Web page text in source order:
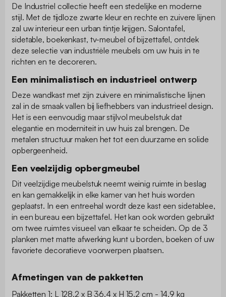
De Industriel collectie heeft een stedelijke en moderne
stijl. Met de tijdloze zwarte kleur en rechte en zuivere lijnen
zal uw interieur een urban tintje krijgen. Salontafel,
sidetable, boekenkast, tv-meubel of bijzettafel, ontdek
deze selectie van industriële meubels om uw huis in te
richten en te decoreren.
Een minimalistisch en industrieel ontwerp
Deze wandkast met zijn zuivere en minimalistische lijnen
zal in de smaak vallen bij liefhebbers van industrieel design.
Het is een eenvoudig maar stijlvol meubelstuk dat
elegantie en moderniteit in uw huis zal brengen. De
metalen structuur maken het tot een duurzame en solide
opbergeenheid.
Een veelzijdig opbergmeubel
Dit veelzijdige meubelstuk neemt weinig ruimte in beslag
en kan gemakkelijk in elke kamer van het huis worden
geplaatst. In een entreehal wordt deze kast een sidetablee,
in een bureau een bijzettafel. Het kan ook worden gebruikt
om twee ruimtes visueel van elkaar te scheiden. Op de 3
planken met matte afwerking kunt u borden, boeken of uw
favoriete decoratieve voorwerpen plaatsen.
Afmetingen van de pakketten
Pakketten 1: L 128.2 x B 36.4 x H 15.2 cm - 14.9 kg